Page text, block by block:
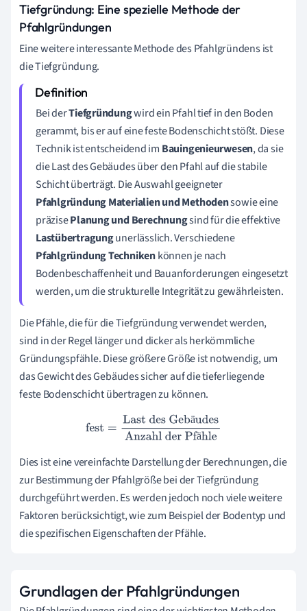
Tiefgründung: Eine spezielle Methode der
Pfahlgründungen
Eine weitere interessante Methode des Pfahlgründens ist
die Tiefgründung.
Bei derTiefgründungwird ein Pfahl tief in den Boden
gerammt, bis er auf eine feste Bodenschicht stößt. Diese
Technik ist entscheidend im Bauingenieurwesen, da sie
die Last des Gebäudes über den Pfahl auf die stabile
Schicht überträgt. Die Auswahl geeigneter
Pfahlgründung Materialien und Methodensowie eine
präzisePlanung und Berechnungsind für die effektive
Lastübertragungunerlässlich. Verschiedene
Pfahlgründung Technikenkönnen je nach
Bodenbeschaffenheit und Bauanforderungen eingesetzt
werden, um die strukturelle Integrität zu gewährleisten.
Die Pfähle, die für die Tiefgründung verwendet werden,
sind in der Regel länger und dicker als herkömmliche
Gründungspfähle. Diese größere Größe ist notwendig, um
das Gewicht des Gebäudes sicher auf die tieferliegende
feste Bodenschicht übertragen zu können.
ä
ä
Last des Gebäudes Anzahl der Pfähle
Dies ist eine vereinfachte Darstellung der Berechnungen, die
zur Bestimmung der Pfahlgröße bei der Tiefgründung
durchgeführt werden. Es werden jedoch noch viele weitere
Faktoren berücksichtigt, wie zum Beispiel der Bodentyp und
die spezifischen Eigenschaften der Pfähle.
Grundlagen der Pfahlgründungen